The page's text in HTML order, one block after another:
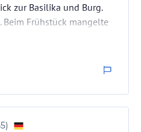
zur Basilika und Burg.
Beim Frühstück mangelte
Atmosphäre und die
bei Wandervorschlägen
Wir kommen sehr
)